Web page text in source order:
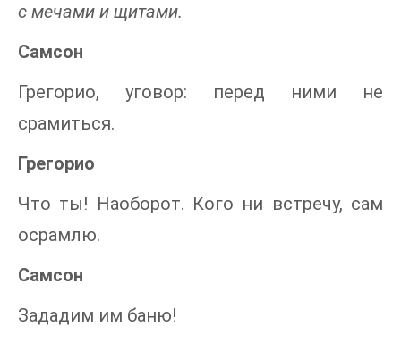
с мечами и щитами.
Самсон
Грегорио, уговор: перед ними не
срамиться.
Грегорио
Что ты! Наоборот. Кого ни встречу, сам
осрамлю.
Самсон
Зададим им баню!